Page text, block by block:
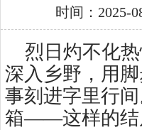
时间：2025-
烈日灼不化
深入乡野，用
事刻进字里行
箱——这样的结